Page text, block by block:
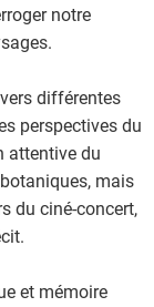
notre
différentes
perspectives du
attentive du
mais
du ciné-concert,
et mémoire